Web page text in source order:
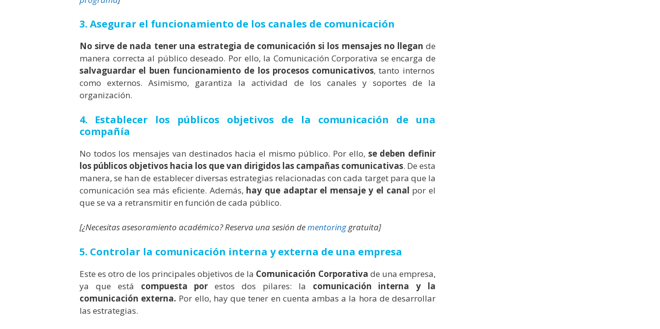
3. Asegurar el funcionamiento de los canales de comunicación
No sirve de nada tener una estrategia de comunicación si los mensajes no llegan de
manera correcta al público deseado. Por ello, la Comunicación Corporativa se encarga de
salvaguardar el buen funcionamiento de los procesos comunicativos, tanto internos
como externos. Asimismo, garantiza la actividad de los canales y soportes de la
organización.
4. Establecer los públicos objetivos de la comunicación de una
compañía
No todos los mensajes van destinados hacia el mismo público. Por ello, se deben definir
los públicos objetivos hacia los que van dirigidos las campañas comunicativas. De esta
manera, se han de establecer diversas estrategias relacionadas con cada target para que la
comunicación sea más eficiente. Además, hay que adaptar el mensaje y el canal por el
que se va a retransmitir en función de cada público.
[¿Necesitas asesoramiento académico? Reserva una sesión dementoringgratuita]
5. Controlar la comunicación interna y externa de una empresa
Este es otro de los principales objetivos de la Comunicación Corporativa de una empresa,
ya que está compuesta por estos dos pilares: la comunicación interna y la
comunicación externa. Por ello, hay que tener en cuenta ambas a la hora de desarrollar
las estrategias.